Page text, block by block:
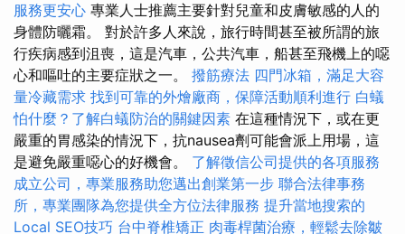
服務更安心 專業人士推薦主要針對兒童和皮膚敏感的人的
身體防曬霜。 對於許多人來說，旅行時間甚至被所謂的旅
行疾病感到沮喪，這是汽車，公共汽車，船甚至飛機上的噁
心和嘔吐的主要症狀之一。 撥筋療法 四門冰箱，滿足大容
量冷藏需求 找到可靠的外燴廠商，保障活動順利進行 白蟻
怕什麼？了解白蟻防治的關鍵因素 在這種情況下，或在更
嚴重的胃感染的情況下，抗nausea劑可能會派上用場，這
是避免嚴重噁心的好機會。 了解徵信公司提供的各項服務
成立公司，專業服務助您邁出創業第一步 聯合法律事務
所，專業團隊為您提供全方位法律服務 提升當地搜索的
Local SEO技巧 台中脊椎矯正 肉毒桿菌治療，輕鬆去除皺